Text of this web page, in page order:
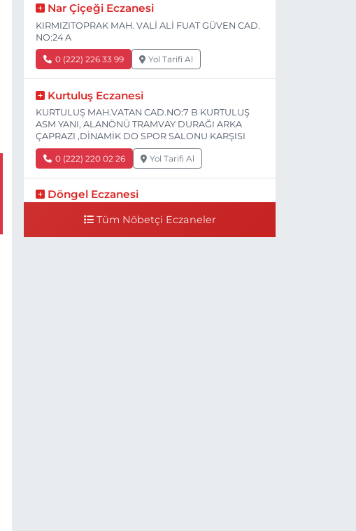
Nar Çiçeği Eczanesi
KIRMIZITOPRAK MAH. VALİ ALİ FUAT GÜVEN CAD.
NO:24 A
0 (222) 226 33 99 Yol Tarifi Al
Kurtuluş Eczanesi
KURTULUŞ MAH.VATAN CAD.NO:7 B KURTULUŞ
ASM YANI, ALANÖNÜ TRAMVAY DURAĞI ARKA
ÇAPRAZI ,DİNAMİK DO SPOR SALONU KARŞISI
0 (222) 220 02 26 Yol Tarifi Al
Döngel Eczanesi
300 mt ilerisi bim markete kadar sol tarafı
Tüm Nöbetçi Eczaneler